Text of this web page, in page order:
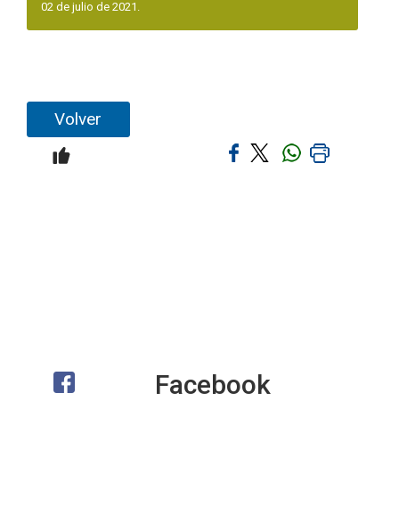
02 de julio de 2021.
Volver
Facebook